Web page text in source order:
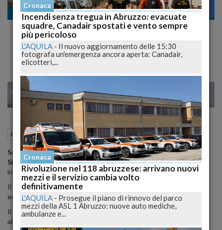
Cronaca
San Bernardino il suo sarcofago torna nella
Basilica scortato dagli Alpini
MILANO 22
Cronaca L'Aquila (AQ) 01 Maggio 2015 08:43
Saranno gli alpini a scortare il sarcofago di san Bernardino da
Sienache tornerà nella ristrutturata omonima basilica che si trova
in centro all'Aquila.
Il sarcofago era stato posto nella chiesa provvisoria del Santo
edificata in periferia dopo il sisma del 6 aprile 2009.
Il sarcofago sarà posto su un mezzo dell'Associazione nazionale
alpini affidato al Gruppo di Paganica.
Cronaca
Incendi senza tregua in Abruzzo: evacuate
squadre, Canadair spostati e vento sempre
più pericoloso
L'AQUILA - Il nuovo aggiornamento delle 15:30
fotografa un'emergenza ancora aperta: Canadair,
elicotteri,...
Cronaca
Rivoluzione nel 118 abruzzese: arrivano nuovi
mezzi e il servizio cambia volto
definitivamente
L'AQUILA - Prosegue il piano di rinnovo del parco
mezzi della ASL 1 Abruzzo: nuove auto mediche,
ambulanze e...